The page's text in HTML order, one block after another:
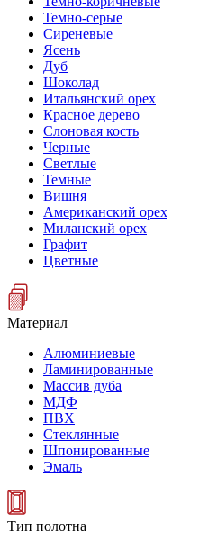
Темно-серые
Сиреневые
Ясень
Дуб
Шоколад
Итальянский орех
Красное дерево
Слоновая кость
Черные
Светлые
Темные
Вишня
Американский орех
Миланский орех
Графит
Цветные
Материал
Алюминиевые
Ламинированные
Массив дуба
МДФ
ПВХ
Стеклянные
Шпонированные
Эмаль
Тип полотна